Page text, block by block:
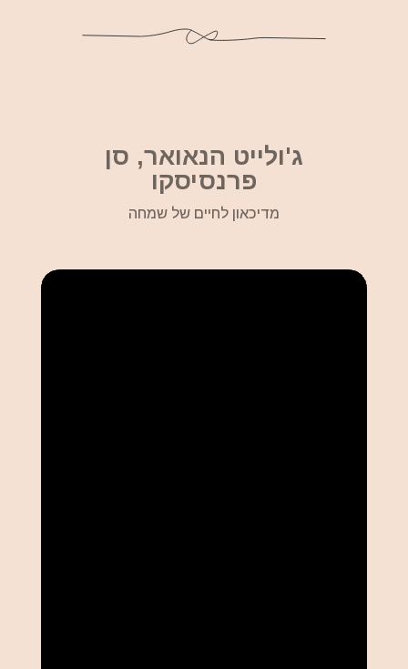
ג'ולייט הנאואר, סן
פרנסיסקו
מדיכאון לחיים של שמחה